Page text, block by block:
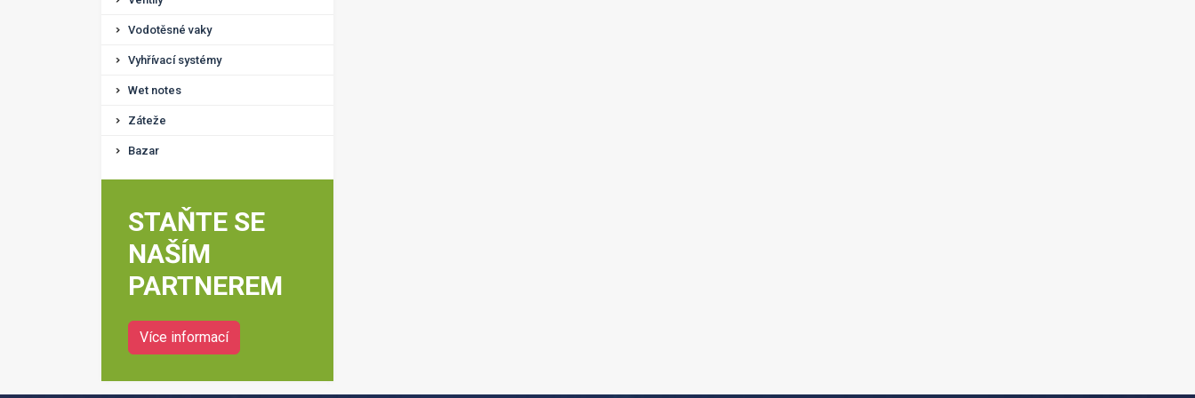
Vodotěsné vaky
Vyhřívací systémy
Wet notes
Záteže
Bazar
STAŇTE SE
NAŠÍM
PARTNEREM
Více informací